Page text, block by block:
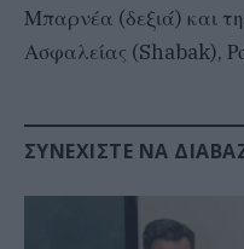
Μπαρνέα (δεξιά) και
Ασφαλείας (Shabak),
ΣΥΝΕΧΊΣΤΕ ΝΑ